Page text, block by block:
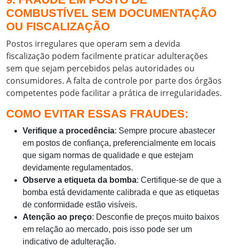
COMBUSTÍVEL SEM DOCUMENTAÇÃO
OU FISCALIZAÇÃO
Postos irregulares que operam sem a devida
fiscalização podem facilmente praticar adulterações
sem que sejam percebidos pelas autoridades ou
consumidores. A falta de controle por parte dos órgãos
competentes pode facilitar a prática de irregularidades.
COMO EVITAR ESSAS FRAUDES:
Verifique a procedência: Sempre procure abastecer
em postos de confiança, preferencialmente em locais
que sigam normas de qualidade e que estejam
devidamente regulamentados.
Observe a etiqueta da bomba: Certifique-se de que a
bomba está devidamente calibrada e que as etiquetas
de conformidade estão visíveis.
Atenção ao preço: Desconfie de preços muito baixos
em relação ao mercado, pois isso pode ser um
indicativo de adulteração.